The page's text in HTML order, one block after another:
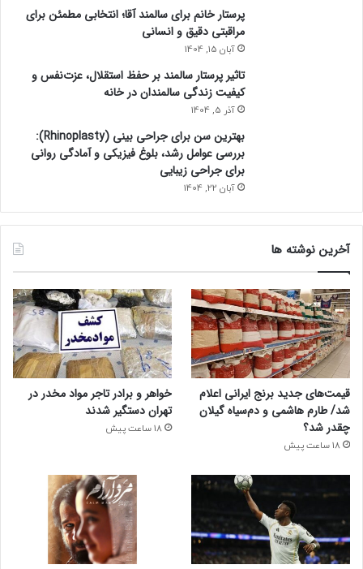
پرستار خانم برای سالمند آقا؛ انتخابی مطمئن برای
مراقبتی دقیق و انسانی
آبان 15, 1404
تاثیر پرستار سالمند بر حفظ استقلال، عزت‌نفس و
کیفیت زندگی سالمندان در خانه
آذر 5, 1404
بهترین سن برای جراحی بینی (Rhinoplasty):
بررسی عوامل رشد، بلوغ فیزیکی و آمادگی روانی
برای جراحی زیبایی
آبان 22, 1404
آخرین نوشته ها
قیمت‌های جدید برنج ایرانی اعلام
شد/ طارم هاشمی و دم‌سیاه گیلان
چقدر شد؟
18 ساعت پیش
خواهر و برادر تاجر مواد مخدر در
تهران دستگیر شدند
18 ساعت پیش